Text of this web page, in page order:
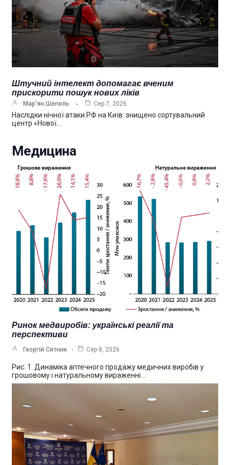
Штучний інтелект допомагає вченим
прискорити пошук нових ліків
Мар’ян Шепель Сер 7, 2026
Наслідки нічної атаки РФ на Київ: знищено сортувальний
центр «Нової…
Медицина
Ринок медвиробів: українські реалії та
перспективи
Георгій Ситник Сер 8, 2026
Рис. 1. Динаміка аптечного продажу медичних виробів у
грошовому і натуральному вираженні…